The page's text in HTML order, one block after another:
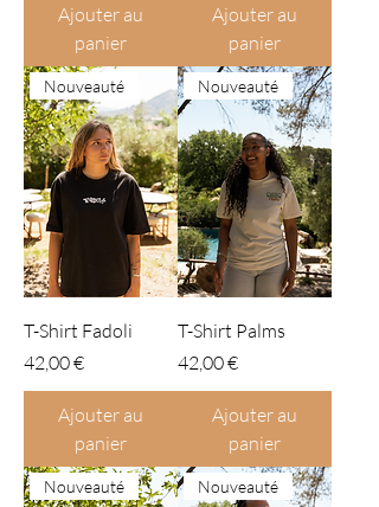
Ajouter au
panier
Ajouter au
panier
Nouveauté
T-Shirt Fadoli
Prix
42,00 €
Ajouter au
panier
Nouveauté
T-Shirt Palms
Prix
42,00 €
Ajouter au
panier
Nouveauté Nouveauté